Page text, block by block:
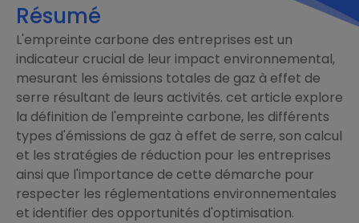
Résumé
L'empreinte carbone des entreprises est un
indicateur crucial de leur impact environnemental,
mesurant les émissions totales de gaz à effet de
serre résultant de leurs activités. cet article explore
la définition de l'empreinte carbone, les différents
types d'émissions de gaz à effet de serre, son calcul
et les stratégies de réduction pour les entreprises
ainsi que l'importance de cette démarche pour
respecter les réglementations environnementales
et identifier des opportunités d'optimisation.